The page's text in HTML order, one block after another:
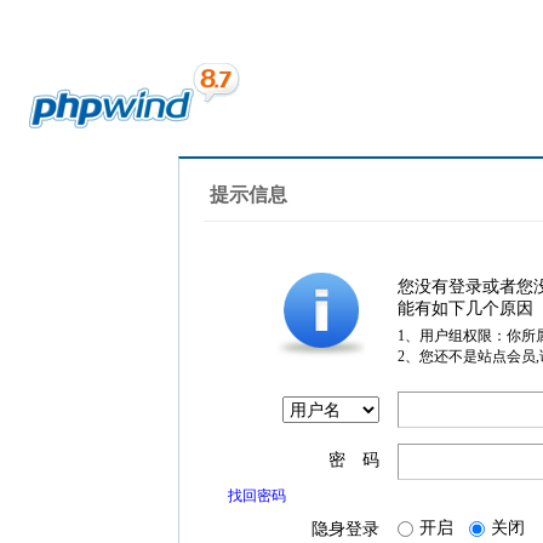
提示信息
您没有登录或者您
能有如下几个原因
1、用户组权限：你所
2、您还不是站点会员
密 码
找回密码
隐身登录 开启 关闭